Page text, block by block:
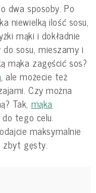
dwa sposoby. Po
niewielką ilość sosu,
mąki i dokładnie
sosu, mieszamy i
mąka zagęścić sos?
, ale możecie też
Czy można
Tak, mąka
tego celu.
maksymalnie
zbyt gęsty.